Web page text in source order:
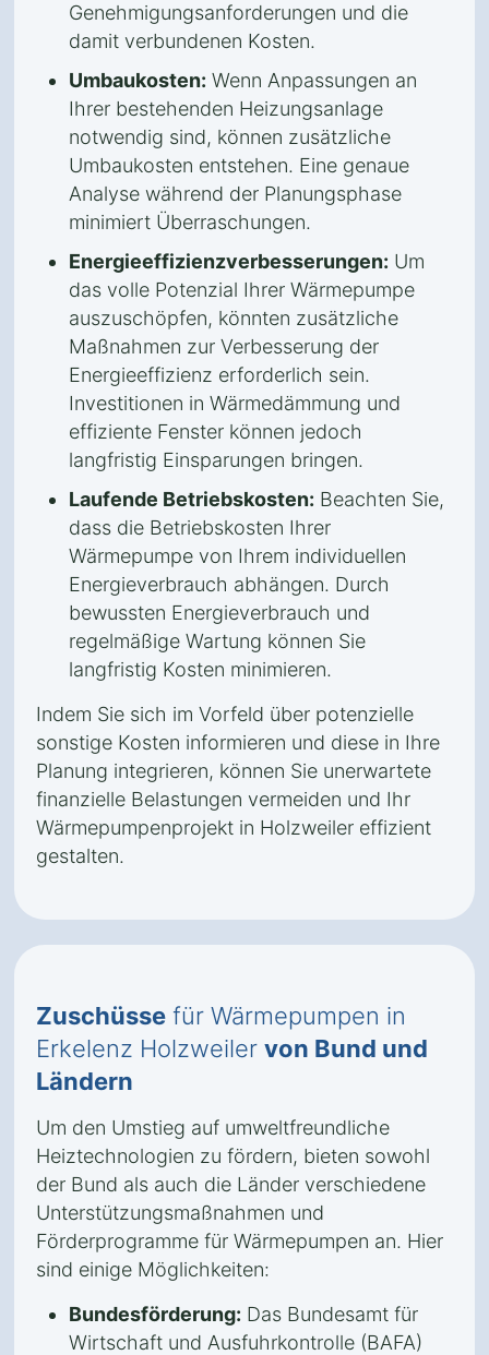
Genehmigungsanforderungen und die
damit verbundenen Kosten.
Umbaukosten: Wenn Anpassungen an
Ihrer bestehenden Heizungsanlage
notwendig sind, können zusätzliche
Umbaukosten entstehen. Eine genaue
Analyse während der Planungsphase
minimiert Überraschungen.
Energieeffizienzverbesserungen: Um
das volle Potenzial Ihrer Wärmepumpe
auszuschöpfen, könnten zusätzliche
Maßnahmen zur Verbesserung der
Energieeffizienz erforderlich sein.
Investitionen in Wärmedämmung und
effiziente Fenster können jedoch
langfristig Einsparungen bringen.
Laufende Betriebskosten: Beachten Sie,
dass die Betriebskosten Ihrer
Wärmepumpe von Ihrem individuellen
Energieverbrauch abhängen. Durch
bewussten Energieverbrauch und
regelmäßige Wartung können Sie
langfristig Kosten minimieren.
Indem Sie sich im Vorfeld über potenzielle
sonstige Kosten informieren und diese in Ihre
Planung integrieren, können Sie unerwartete
finanzielle Belastungen vermeiden und Ihr
Wärmepumpenprojekt in Holzweiler effizient
gestalten.
Zuschüsse für Wärmepumpen in
Erkelenz Holzweiler von Bund und
Ländern
Um den Umstieg auf umweltfreundliche
Heiztechnologien zu fördern, bieten sowohl
der Bund als auch die Länder verschiedene
Unterstützungsmaßnahmen und
Förderprogramme für Wärmepumpen an. Hier
sind einige Möglichkeiten:
Bundesförderung: Das Bundesamt für
Wirtschaft und Ausfuhrkontrolle (BAFA)